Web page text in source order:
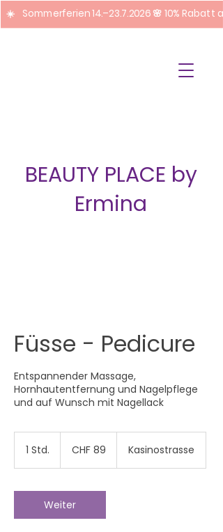
☀️ Sommerferien 14.–23.7.2026 🌸 10% Rabatt
BEAUTY PLACE by
Ermina
Füsse - Pedicure
Entspannender Massage,
Hornhautentfernung und Nagelpflege
und auf Wunsch mit Nagellack
1 Std.
d
Franken
CHF 89 Kasinostrasse
Weiter